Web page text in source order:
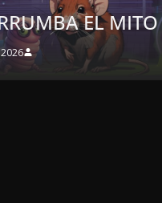
TOP TEN DEL
7 agosto, 2026